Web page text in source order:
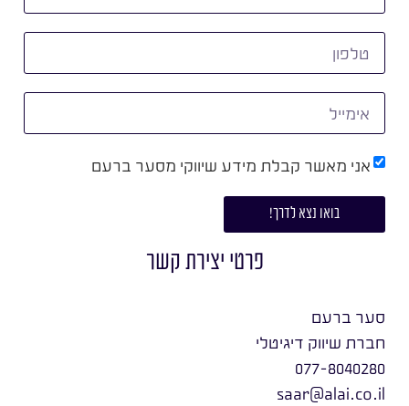
אני מאשר קבלת מידע שיווקי מסער ברעם
בואו נצא לדרך!
פרטי יצירת קשר
סער ברעם
חברת שיווק דיגיטלי
077-8040280
saar@alai.co.il